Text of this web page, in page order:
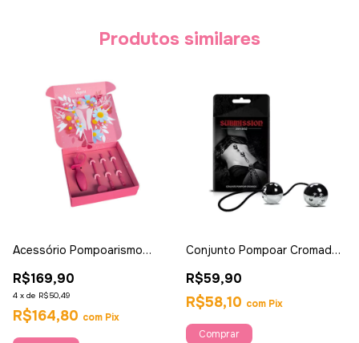
Produtos similares
Acessório Pompoarismo
R$169,90
4 x de R$50,49
R$164,80 com Pix
Conjunto Pompoar Cromado
R$59,90
R$58,10 com Pix